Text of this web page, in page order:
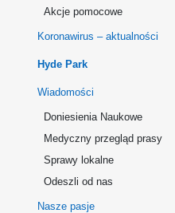
Akcje pomocowe
Koronawirus – aktualności
Hyde Park
Wiadomości
Doniesienia Naukowe
Medyczny przegląd prasy
Sprawy lokalne
Odeszli od nas
Nasze pasje